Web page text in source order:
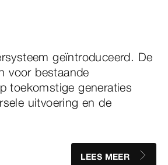
geïntroduceerd. De
voor bestaande
toekomstige generaties
uitvoering en de
LEES MEER